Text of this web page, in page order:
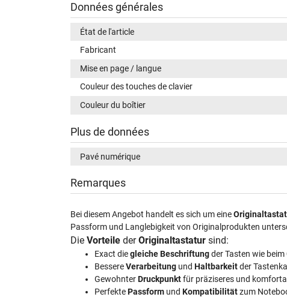
Données générales
État de l'article
Fabricant
Mise en page / langue
Couleur des touches de clavier
Couleur du boîtier
Plus de données
Pavé numérique
Remarques
Bei diesem Angebot handelt es sich um eine
Passform und Langlebigkeit von Originalprodukten
Die Vorteile derOriginaltastatur sind:
Exact diegleiche Beschriftungder Tasten wie
BessereVerarbeitung und Haltbarkeitder
GewohnterDruckpunktfür präziseres und
PerfektePassform und Kompatibilitätzum